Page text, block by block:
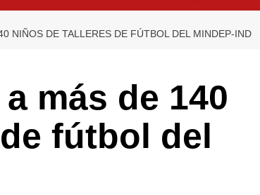
NIÑOS DE TALLERES DE FÚTBOL DEL MINDEP-IND
más de 140
fútbol del